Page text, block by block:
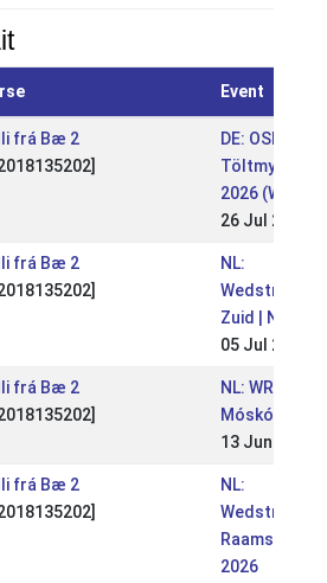
Event
frá Bæ 2
DE: OSI
Töltmyllan
2026 (WR)
26 Jul 2026
frá Bæ 2
NL:
Wedstrijden
Zuid | NK
05 Jul 2026
frá Bæ 2
NL: WR
Móskógar IV
13 Jun 2026
frá Bæ 2
NL:
Wedstrijden
Raamsdonk
2026